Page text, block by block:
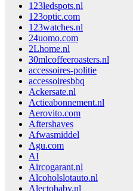
123ledspots.nl
123optic.com
123watches.nl
24uomo.com
2Lhome.nl
30mlcoffeeroasters.nl
accessoires-politie
accessoiresbbq
Ackersate.nl
Actieabonnement.nl
Aerovito.com
Aftershaves
Afwasmiddel
Agu.com
AI
Aircogarant.nl
Alcoholslotauto.nl
Alectobaby.nl